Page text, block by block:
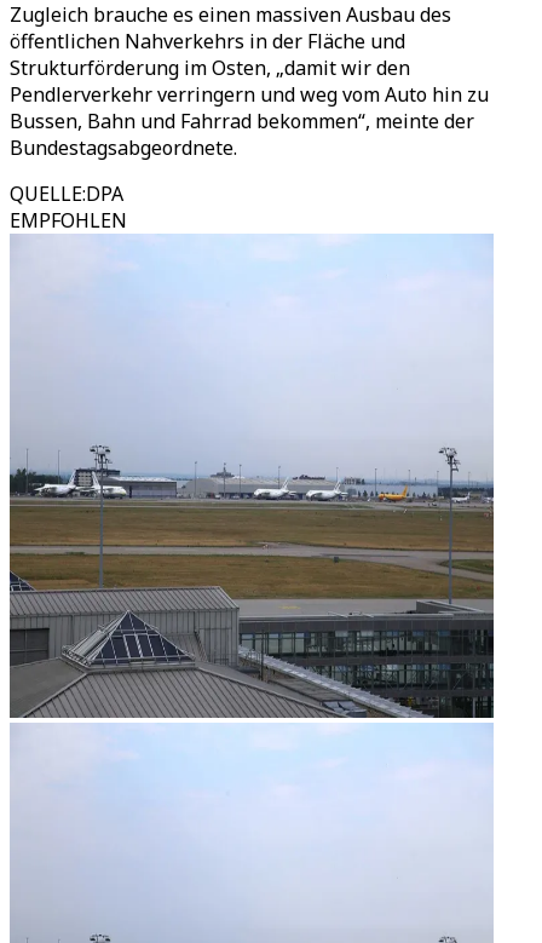
Zugleich brauche es einen massiven Ausbau des
öffentlichen Nahverkehrs in der Fläche und
Strukturförderung im Osten, „damit wir den
Pendlerverkehr verringern und weg vom Auto hin zu
Bussen, Bahn und Fahrrad bekommen“, meinte der
Bundestagsabgeordnete.
QUELLE:DPA
EMPFOHLEN